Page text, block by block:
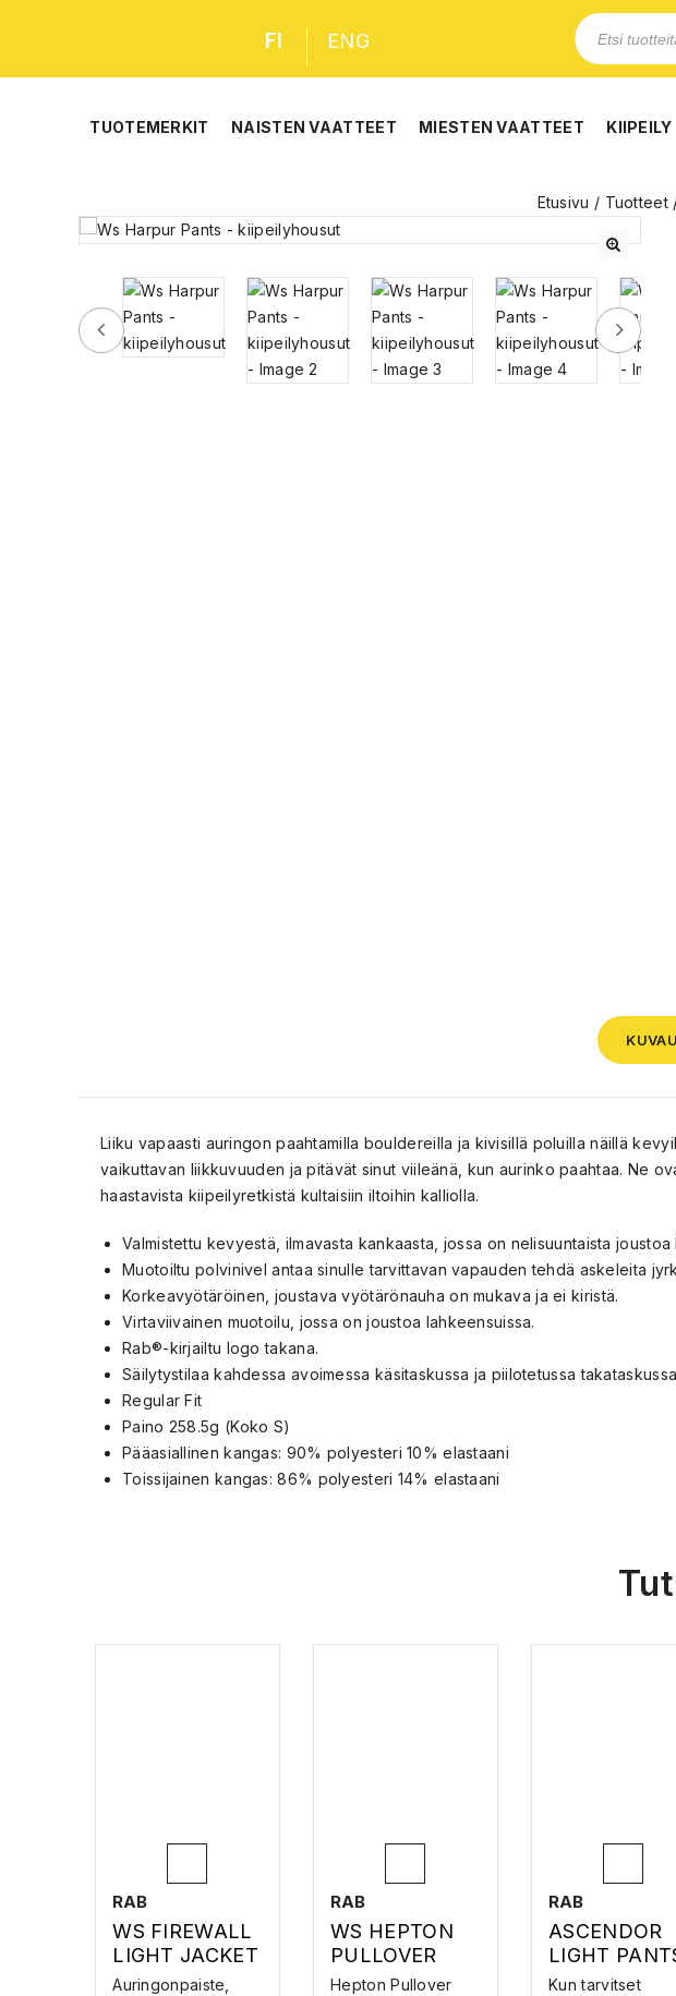
FI ENG
TUOTEMERKIT NAISTEN VAATTEET MIESTEN VAATTEET KIIPEILY
Etusivu / Tuotteet
Liiku vapaasti auringon paahtamilla bouldereilla ja kivisillä poluilla näillä
vaikuttavan liikkuvuuden ja pitävät sinut viileänä, kun aurinko paahtaa. Ne
haastavista kiipeilyretkistä kultaisiin iltoihin kalliolla.
Valmistettu kevyestä, ilmavasta kankaasta, jossa on nelisuuntaista
Muotoiltu polvinivel antaa sinulle tarvittavan vapauden tehdä askeleita
Korkeavyötäröinen, joustava vyötärönauha on mukava ja ei kiristä.
Virtaviivainen muotoilu, jossa on joustoa lahkeensuissa.
Rab®-kirjailtu logo takana.
Säilytystilaa kahdessa avoimessa käsitaskussa ja piilotetussa
Regular Fit
Paino 258.5g (Koko S)
Pääasiallinen kangas: 90% polyesteri 10% elastaani
Toissijainen kangas: 86% polyesteri 14% elastaani
RAB
WS FIREWALL
LIGHT JACKET
– KUORITAKKI
Auringonpaiste,
RAB
WS HEPTON
PULLOVER
HOODY –
Hepton Pullover
RAB
ASCENDOR
LIGHT
–
Kun tarvitset